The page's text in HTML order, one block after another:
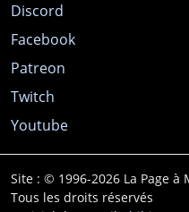
Discord
Facebook
Patreon
Twitch
Youtube
Site : © 1996-2026 La Page à
Tous les droits réservés